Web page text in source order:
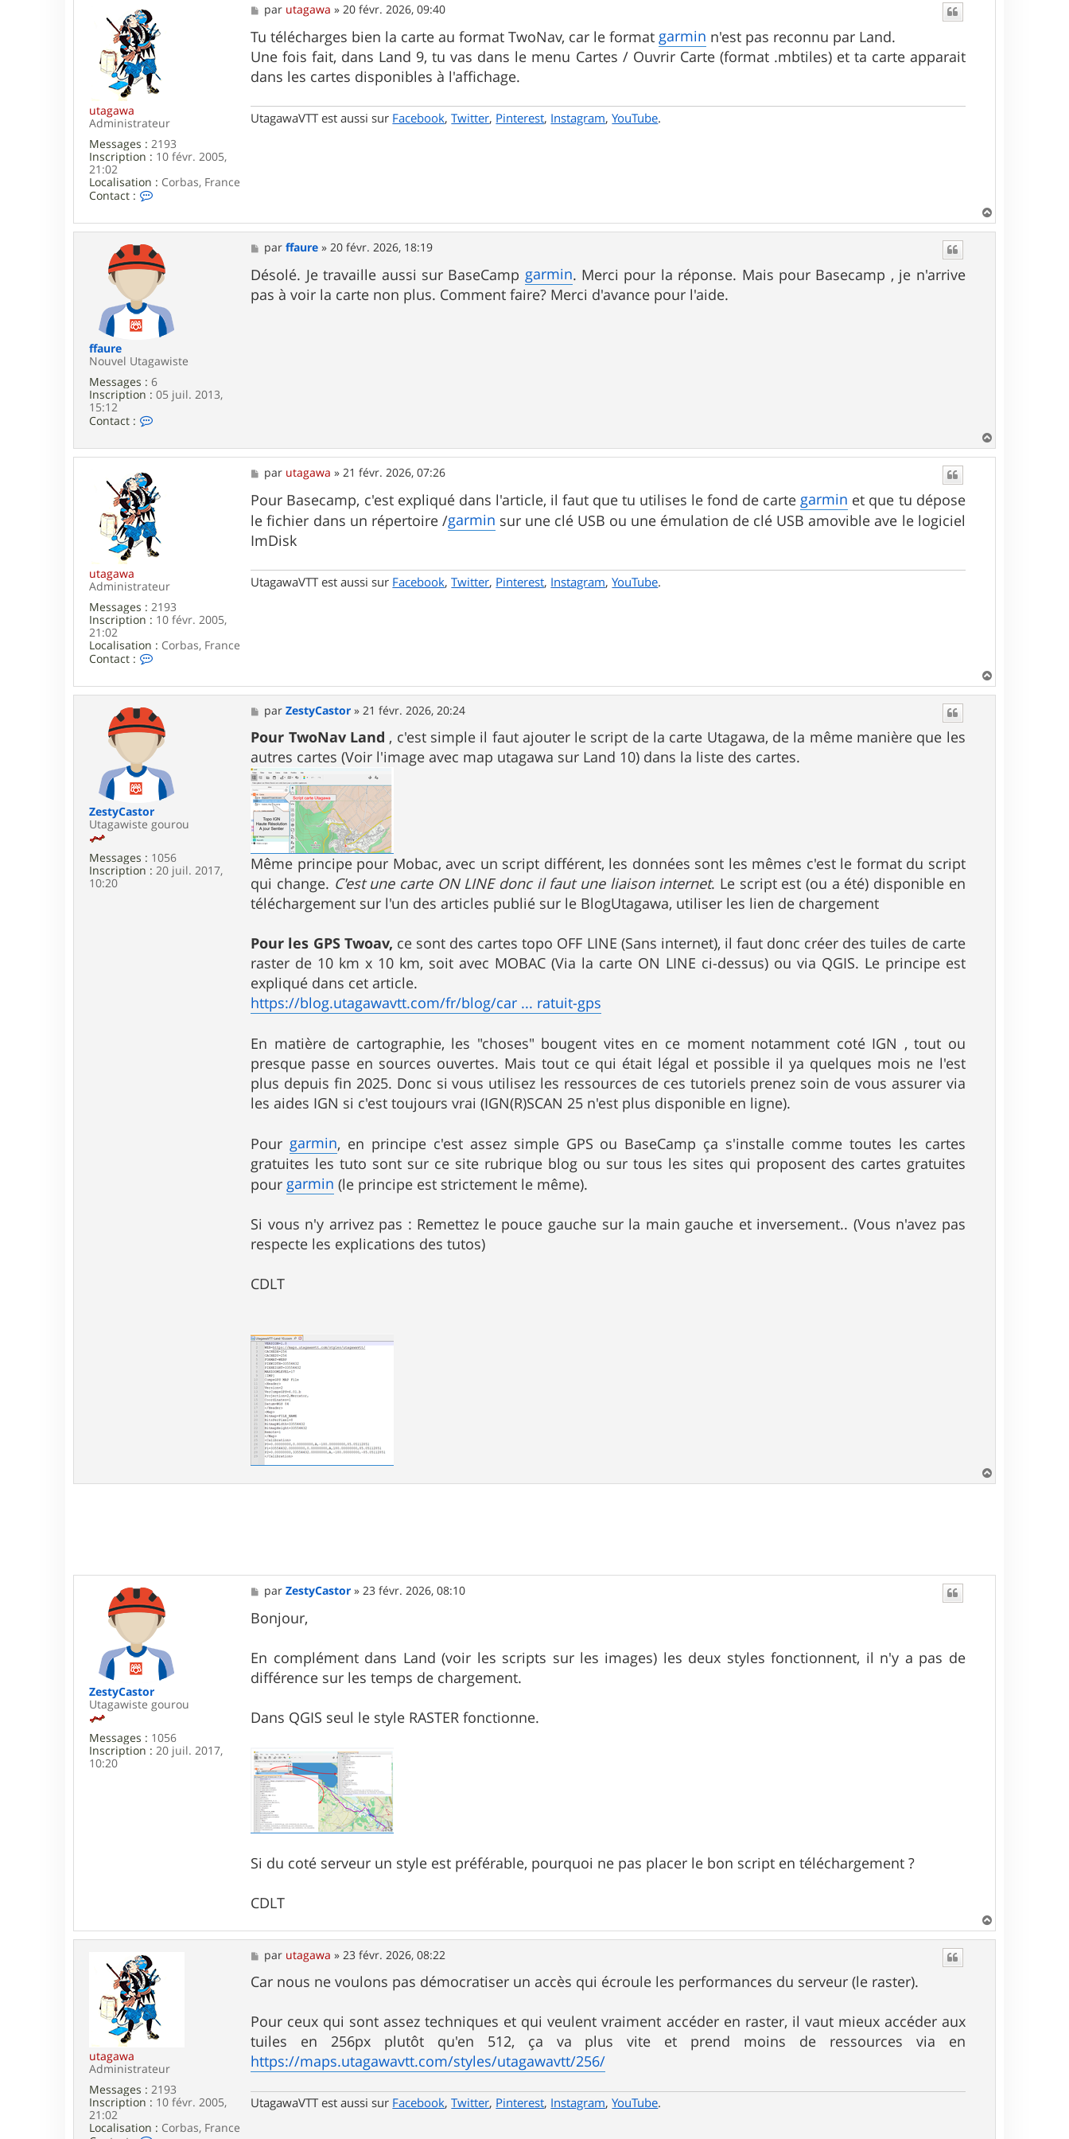
utagawa
Administrateur
Messages : 2193
Inscription : 10 févr. 2005,
21:02
Localisation : Corbas, France
Contact :
n
t
c
t
e
u
t
a
a
a
M
e
s
s
a
g
e
par utagawa »20 févr. 2026, 09:40
Tu télécharges bien la carte au format TwoNav, car le formatgarmin n'est pas reconnu par Land.
Une fois fait, dans Land 9, tu vas dans le menu Cartes / Ouvrir Carte (format .mbtiles) et ta carte apparait
dans les cartes disponibles à l'affichage.
UtagawaVTT est aussi sur Facebook,Twitter, Pinterest, Instagram,YouTube.
a
ffaure
Nouvel Utagawiste
Messages : 6
Inscription : 05 juil. 2013,
15:12
Contact :
t
c
t
e
r
f
f
a
r
M
e
s
s
a
parffaure »20 févr. 2026, 18:19
Désolé. Je travaille aussi sur BaseCamp garmin. Merci pour la réponse. Mais pour Basecamp , je n'arrive
pas à voir la carte non plus. Comment faire? Merci d'avance pour l'aide.
a
utagawa
Administrateur
Messages : 2193
Inscription : 10 févr. 2005,
21:02
Localisation : Corbas, France
Contact :
n
t
c
t
e
u
t
a
a
w
M
e
s
s
a
g
e
par utagawa »21 févr. 2026, 07:26
Pour Basecamp, c'est expliqué dans l'article, il faut que tu utilises le fond de cartegarmin et que tu dépose
le fichier dans un répertoire /garmin sur une clé USB ou une émulation de clé USB amovible ave le logiciel
ImDisk
UtagawaVTT est aussi sur Facebook,Twitter, Pinterest, Instagram,YouTube.
a
ZestyCastor
Utagawiste gourou
Messages : 1056
Inscription : 20 juil. 2017,
10:20
M
e
s
s
a
g
e
parZestyCastor »21 févr. 2026, 20:24
Pour TwoNav Land , c'est simple il faut ajouter le script de la carte Utagawa, de la même manière que les
autres cartes (Voir l'image avec map utagawa sur Land 10) dans la liste des cartes.
Même principe pour Mobac, avec un script différent, les données sont les mêmes c'est le format du script
qui change. C'est une carte ON LINE donc il faut une liaison internet. Le script est (ou a été) disponible en
téléchargement sur l'un des articles publié sur le BlogUtagawa, utiliser les lien de chargement
Pour les GPS Twoav, ce sont des cartes topo OFF LINE (Sans internet), il faut donc créer des tuiles de carte
raster de 10 km x 10 km, soit avec MOBAC (Via la carte ON LINE ci-dessus) ou via QGIS. Le principe est
expliqué dans cet article.
https://blog.utagawavtt.com/fr/blog/car ... ratuit-gps
En matière de cartographie, les "choses" bougent vites en ce moment notamment coté IGN , tout ou
presque passe en sources ouvertes. Mais tout ce qui était légal et possible il ya quelques mois ne l'est
plus depuis fin 2025. Donc si vous utilisez les ressources de ces tutoriels prenez soin de vous assurer via
les aides IGN si c'est toujours vrai (IGN(R)SCAN 25 n'est plus disponible en ligne).
Pourgarmin, en principe c'est assez simple GPS ou BaseCamp ça s'installe comme toutes les cartes
gratuites les tuto sont sur ce site rubrique blog ou sur tous les sites qui proposent des cartes gratuites
pourgarmin (le principe est strictement le même).
Si vous n'y arrivez pas : Remettez le pouce gauche sur la main gauche et inversement.. (Vous n'avez pas
respecte les explications des tutos)
CDLT
a
ZestyCastor
Utagawiste gourou
Messages : 1056
Inscription : 20 juil. 2017,
10:20
M
e
s
s
g
e
parZestyCastor »23 févr. 2026, 08:10
Bonjour,
En complément dans Land (voir les scripts sur les images) les deux styles fonctionnent, il n'y a pas de
différence sur les temps de chargement.
Dans QGIS seul le style RASTER fonctionne.
Si du coté serveur un style est préférable, pourquoi ne pas placer le bon script en téléchargement ?
CDLT
a
utagawa
Administrateur
Messages : 2193
Inscription : 10 févr. 2005,
21:02
Localisation : Corbas, France
M
e
s
s
g
e
par utagawa » 23 févr. 2026, 08:22
Car nous ne voulons pas démocratiser un accès qui écroule les performances du serveur (le raster).
Pour ceux qui sont assez techniques et qui veulent vraiment accéder en raster, il vaut mieux accéder aux
tuiles en 256px plutôt qu'en 512, ça va plus vite et prend moins de ressources via en
https://maps.utagawavtt.com/styles/utagawavtt/256/
UtagawaVTT est aussi sur Facebook,Twitter, Pinterest, Instagram,YouTube.